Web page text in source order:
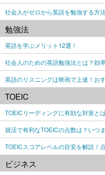
社会人がゼロから英語を勉強する方
勉強法
英語を学ぶメリット12選！
社会人のための英語勉強法とは？効
英語のリスニングは映画で上達！お
TOEIC
TOEICリーディングに有効な対策と
就活で有利なTOEICの点数は？いつ
TOEICスコアレベルの目安を解説！
ビジネス